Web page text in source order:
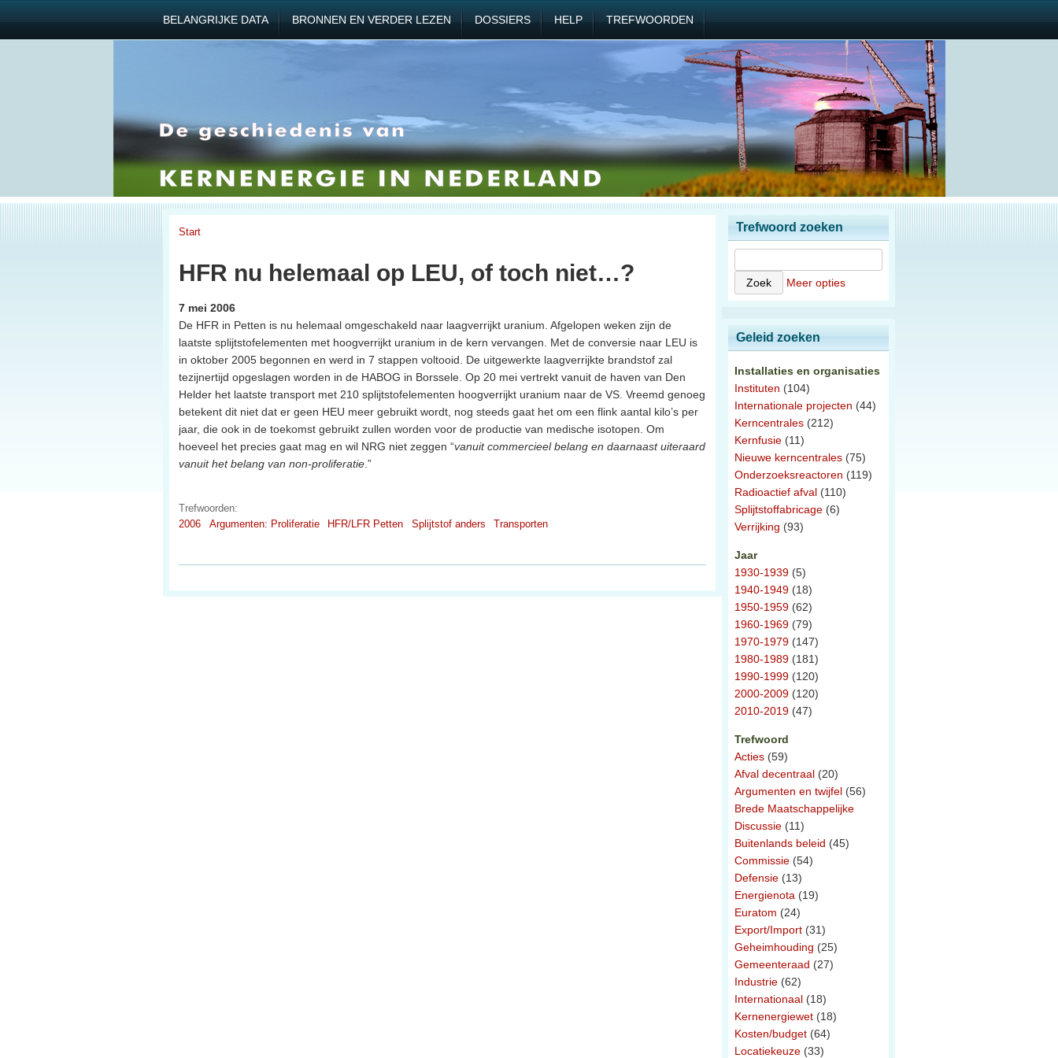
BELANGRIJKE DATA BRONNEN EN VERDER LEZEN DOSSIERS HELP TREFWOORDEN
Start
HFR nu helemaal op LEU, of toch niet…?
7 mei 2006
De HFR in Petten is nu helemaal omgeschakeld naar laagverrijkt uranium. Afgelopen weken zijn de
laatste splijtstofelementen met hoogverrijkt uranium in de kern vervangen. Met de conversie naar LEU is
in oktober 2005 begonnen en werd in 7 stappen voltooid. De uitgewerkte laagverrijkte brandstof zal
tezijnertijd opgeslagen worden in de HABOG in Borssele. Op 20 mei vertrekt vanuit de haven van Den
Helder het laatste transport met 210 splijtstofelementen hoogverrijkt uranium naar de VS. Vreemd genoeg
betekent dit niet dat er geen HEU meer gebruikt wordt, nog steeds gaat het om een flink aantal kilo’s per
jaar, die ook in de toekomst gebruikt zullen worden voor de productie van medische isotopen. Om
hoeveel het precies gaat mag en wil NRG niet zeggen “vanuit commercieel belang en daarnaast uiteraard
vanuit het belang van non-proliferatie .”
Trefwoorden:
2006
Argumenten: Proliferatie HFR/LFR Petten Splijtstof anders Transporten
Trefwoord zoeken
Meer opties
Geleid zoeken
Installaties en organisaties
Instituten (104)
Internationale projecten (44)
Kerncentrales (212)
Kernfusie (11)
Nieuwe kerncentrales (75)
Onderzoeksreactoren (119)
Radioactief afval (110)
Splijtstoffabricage (6)
Verrijking (93)
Jaar
1930-1939 (5)
1940-1949 (18)
1950-1959 (62)
1960-1969 (79)
1970-1979 (147)
1980-1989 (181)
1990-1999 (120)
2000-2009 (120)
2010-2019 (47)
Trefwoord
Acties (59)
Afval decentraal (20)
Argumenten en twijfel (56)
Brede Maatschappelijke
Discussie (11)
Buitenlands beleid (45)
Commissie (54)
Defensie (13)
Energienota (19)
Euratom (24)
Export/Import (31)
Geheimhouding (25)
Gemeenteraad (27)
Industrie (62)
Internationaal (18)
Kernenergiewet (18)
Kosten/budget (64)
Locatiekeuze (33)